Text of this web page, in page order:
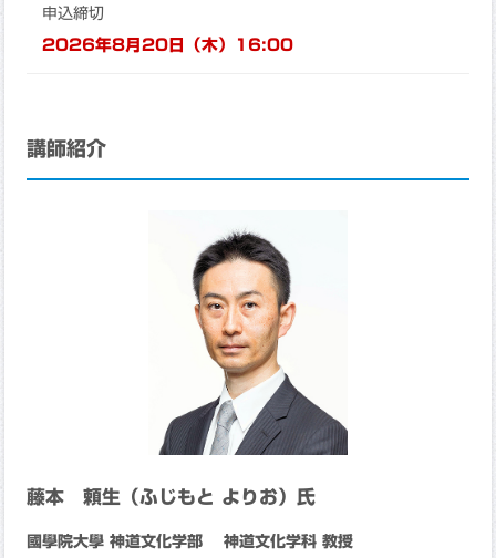
申込締切
2026年8月20日（木）16:00
講師紹介
藤本 頼生（ふじもと よりお）氏
國學院大學 神道文化学部 神道文化学科 教授